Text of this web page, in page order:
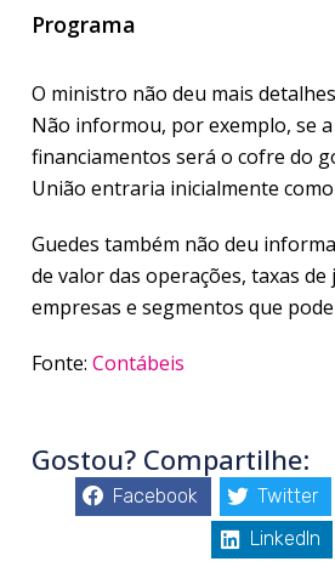
Programa
O ministro não deu mais
Não informou, por exemplo, se
financiamentos será o cofre do
União entraria inicialmente
Guedes também não deu
de valor das operações, taxas
empresas e segmentos que
Fonte: Contábeis
Gostou? Compartilhe:
Facebook Twitter
LinkedIn